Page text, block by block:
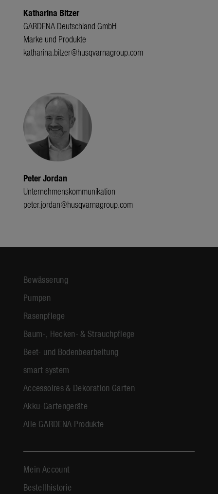
Katharina Bitzer
GARDENA Deutschland GmbH
Marke und Produkte
katharina.bitzer@husqvarnagroup.com
Peter Jordan
Unternehmenskommunikation
peter.jordan@husqvarnagroup.com
Bewässerung
Pumpen
Rasenpflege
Baum-, Hecken- & Strauchpflege
Beet- und Bodenbearbeitung
smart system
Accessoires & Dekoration Garten
Akku-Gartengeräte
Alle GARDENA Produkte
Mein Account
Bestellhistorie